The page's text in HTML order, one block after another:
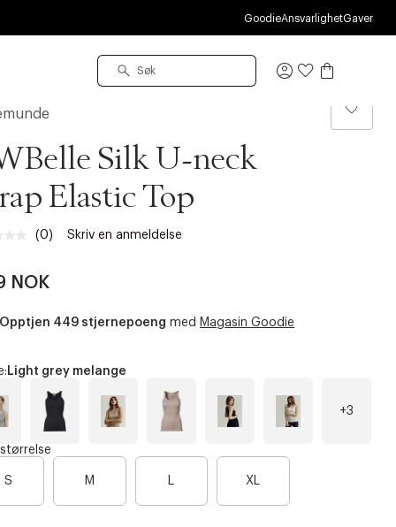
GoodieAnsvarlighetGaver
Logg
Silk U-neck
Elastic Top
Ingen
sidelenke.
(0) Skriv en anmeldelse
NOK
Opptjen 449 stjernepoeng med Magasin Goodie
Light grey melange
L
l
r
i
t
g
o
v
+3
S M L XL